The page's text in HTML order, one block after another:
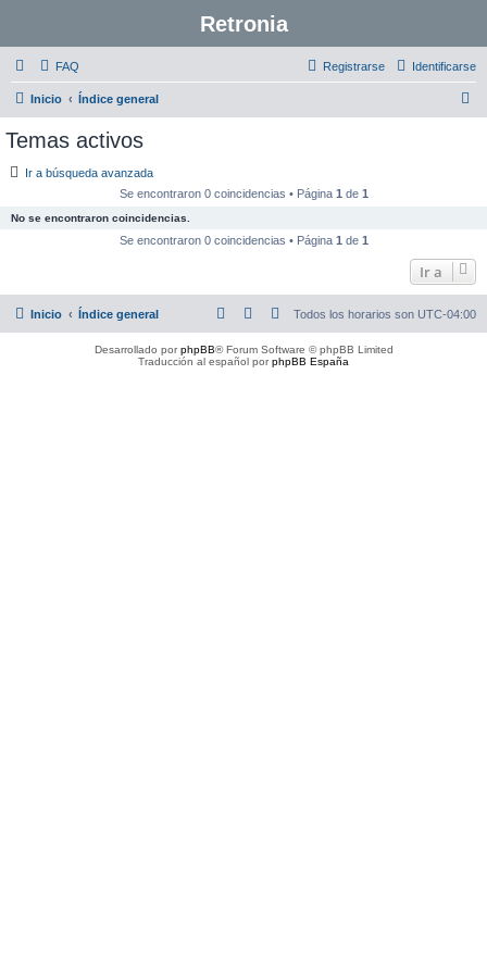
Retronia
FAQ Identificarse
Registrarse
Inicio Índice general
Temas activos
Ir a búsqueda avanzada
Se encontraron 0 coincidencias • Página 1 de 1
No se encontraron coincidencias.
Se encontraron 0 coincidencias • Página 1 de 1
Ir a
Inicio Índice general Todos los horarios son UTC-04:00
Desarrollado porphpBB® Forum Software © phpBB Limited
Traducción al español porphpBB España